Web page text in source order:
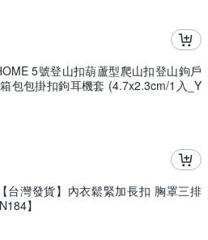
5號登山扣葫蘆型爬山扣登山鉤戶
包包掛扣鉤耳機套 (4.7x2.3cm/1入_Y
【台灣發貨】內衣鬆緊加長扣 胸罩三排
】